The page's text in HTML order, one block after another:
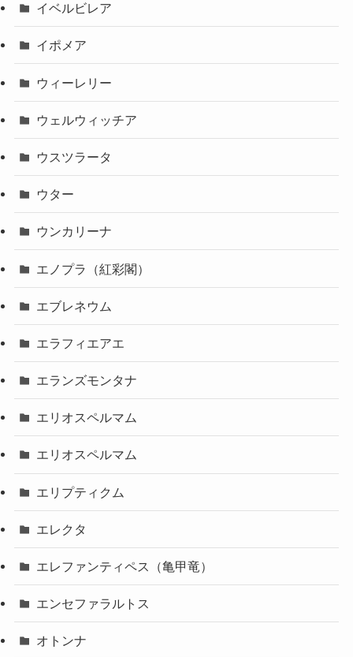
イベルビレア
イポメア
ウィーレリー
ウェルウィッチア
ウスツラータ
ウター
ウンカリーナ
エノプラ（紅彩閣）
エブレネウム
エラフィエアエ
エランズモンタナ
エリオスペルマム
エリオスペルマム
エリプティクム
エレクタ
エレファンティペス（亀甲竜）
エンセファラルトス
オトンナ